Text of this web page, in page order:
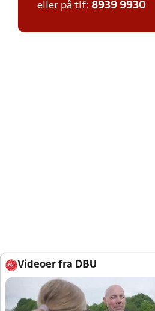
eller på tlf: 8939 9930
Videoer fra DBU